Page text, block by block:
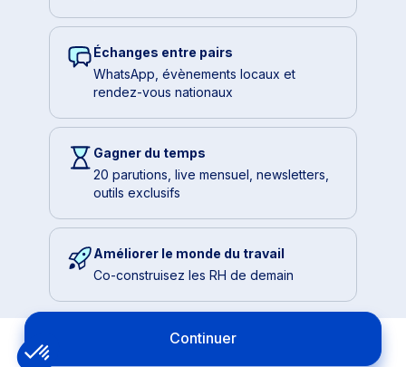
Continuer
Échanges entre pairs
WhatsApp, évènements locaux et
rendez-vous nationaux
Gagner du temps
20 parutions, live mensuel, newsletters,
outils exclusifs
Améliorer le monde du travail
Co-construisez les RH de demain